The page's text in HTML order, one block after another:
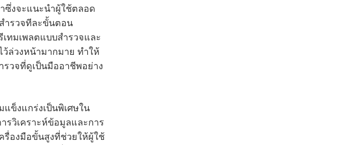
ซึ่งจะแนะนําผู้ใช้ตลอด
ารวจทีละขั้นตอน
ทมเพลตแบบสํารวจและ
ว้ล่วงหน้ามากมาย ทําให้
รวจที่ดูเป็นมืออาชีพอย่าง
แข็งแกร่งเป็นพิเศษใน
รวิเคราะห์ข้อมูลและการ
รื่องมือขั้นสูงที่ช่วยให้ผู้ใช้